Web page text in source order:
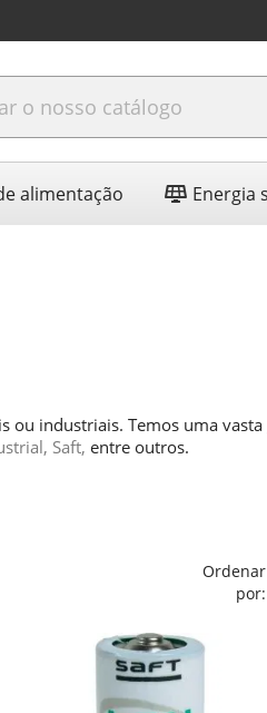
alimentação Energia
ou industriais. Temos uma
Saft, entre outros.
Ordenar
por: